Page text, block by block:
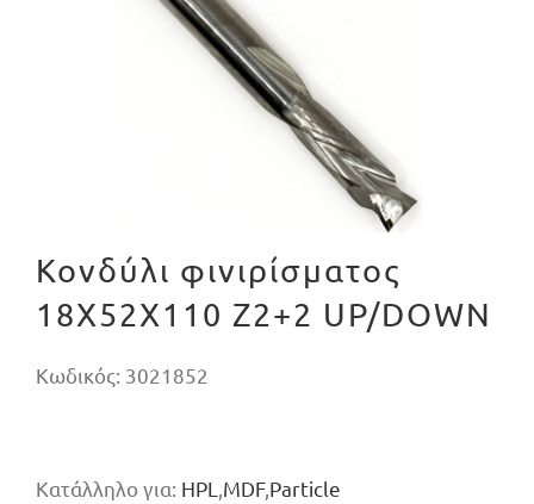
Κονδύλι φινιρίσματος
18X52X110 Z2+2 UP/DOWN
Κωδικός: 3021852
Κατάλληλο για: HPL MDF,Particle